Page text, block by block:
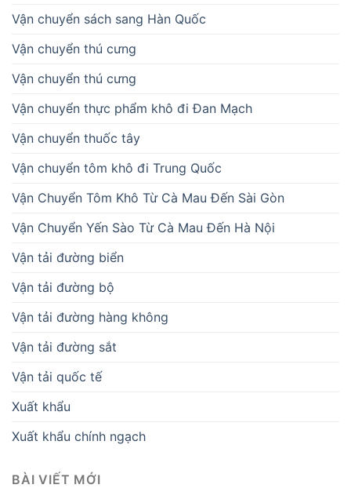
Vận chuyển sách sang Hàn Quốc
Vận chuyển thú cưng
Vận chuyển thú cưng
Vận chuyển thực phẩm khô đi Đan Mạch
Vận chuyển thuốc tây
Vận chuyển tôm khô đi Trung Quốc
Vận Chuyển Tôm Khô Từ Cà Mau Đến Sài Gòn
Vận Chuyển Yến Sào Từ Cà Mau Đến Hà Nội
Vận tải đường biển
Vận tải đường bộ
Vận tải đường hàng không
Vận tải đường sắt
Vận tải quốc tế
Xuất khẩu
Xuất khẩu chính ngạch
BÀI VIẾT MỚI